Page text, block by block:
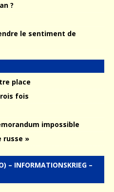
?
le sentiment de
place
fois
impossible
russe »
– INFORMATIONSKRIEG –